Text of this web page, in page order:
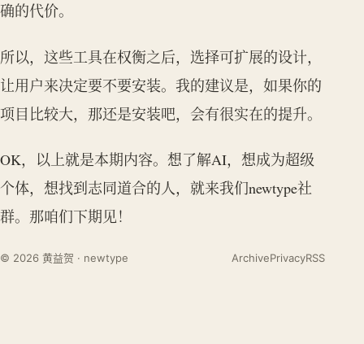
确的代价。
所以，这些工具在权衡之后，选择可扩展的设计，
让用户来决定要不要安装。我的建议是，如果你的
项目比较大，那还是安装吧，会有很实在的提升。
OK，以上就是本期内容。想了解AI，想成为超级
个体，想找到志同道合的人，就来我们newtype社
群。那咱们下期见！
© 2026 黄益贺 · newtype ArchivePrivacyRSS